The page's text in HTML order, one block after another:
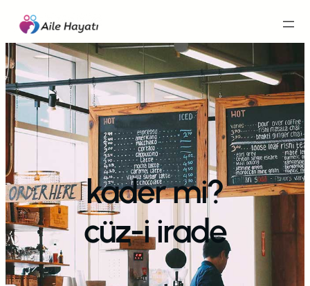
İçeriğe
geç
kader mi?
cüz-i irade